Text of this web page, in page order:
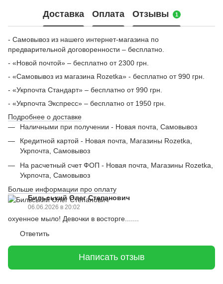
Доставка Оплата Отзывы 1
- Самовывоз из нашего интернет-магазина по
предварительной договоренности – бесплатно.
- «Новой почтой» – бесплатно от 2300 грн.
- «Самовывоз из магазина Rozetka» - бесплатно от 990 грн.
- «Укрпочта Стандарт» – бесплатно от 990 грн.
- «Укрпочта Экспресс» – бесплатно от 1950 грн.
Подробнее о доставке
Наличными при получении - Новая почта, Самовывоз
Кредитной картой - Новая почта, Магазины Rozetka,
Укрпочта, Самовывоз
На расчетный счет ФОП - Новая почта, Магазины Rozetka,
Укрпочта, Самовывоз
Больше информации про оплату
Бильський Олег Степанович
06.06.2026 в 20:02
охуенное мыло! Девочки в восторге.......
Ответить
Написать отзыв